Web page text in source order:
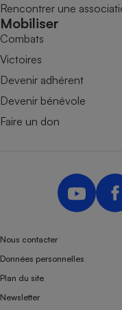
Rencontrer une
Mobiliser
Combats
Victoires
Devenir adhérent
Devenir bénévole
Faire un don
Nous contacter
Données personnelles
Plan du site
Newsletter